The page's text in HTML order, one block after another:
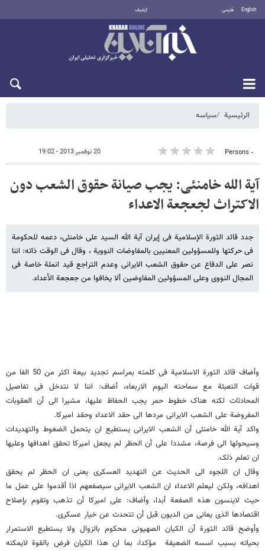
English فارسی أرشيف
الرئيسية سیاسه
٠ Persons 20 نوفمبر 2013 - 19:02
آیة الله خامنئی: یجب صیانة حقوق الشعب دون
الاکتراث لجعجعة الاعداء
جدد قائد الثورة الإسلامیة فی إیران آیة الله السید علی خامنئی، دعمه للحکومة
فی حرکتها وللمسؤولین المعنیین بالمفاوضات النوویة ، وقال فی الوقت ذاته: اننا
نصر على الدفاع عن حقوق الشعب الایرانی وعدم التراجع قید انملة خاصة فی
المجال النووی وعلى المسؤولین المفاوضین ألا یخافوا من جعجعة الأعداء.
وأضاف قائد الثورة الاسلامیة فی کلمته بمراسم تجدید بیعة اکثر من 50 الفا من
قوات التعبئة مع سماحته الیوم الاربعاء، أضاف: اننا لا نتدخل فی تفاصیل
المحادثات لکنه هناک خطوط حمر یجب الحفاظ علیها، مشیرا الى أن العقوبات
المفروضة على الشعب الایرانی مردها الى حقد الاعداء وحقد امیرکا.
واکد آیة الله خامنئی أن الشعب الایرانی یستطیع ان یتحمل الضغوط والتهدیدات
وسیحولها الى فرصة، مشددا على أن الحظر لم یجعل امیرکا تحقق اهدافها وعلیها
ان تعلم ذلک.
وقال ان اللجوء الى الحدیث عن التهدید العسکری یعنی ان الحظر لم یحقق
اهدافه، ولکن لیعلم الاعداء ان الشعب الایرانی سیصفعهم اذا أقدموا على عمل ما
حیث لاینسون هذه الصفعة أبدا، وأضاف: على امیرکا أن تذهب وتقوم بإصلاح
اقتصادها الذی یعانی من الدیون قبل أن تتحدث عن خیار عسکری.
وأوضح قائد الثورة أن الکیان الصهیونی محکوم بالزوال ولا یستطیع الاستمرار
بحیاته بسبب اسسه الضعیفة مؤکدا، بما ان هذا الکیان فرض بالقوة لایمکنه